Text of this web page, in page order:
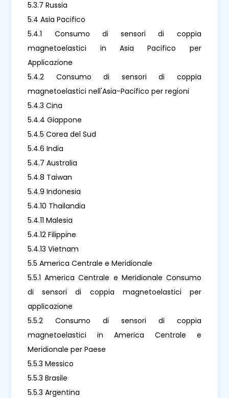
5.3.7 Russia
5.4 Asia Pacifico
5.4.1 Consumo di sensori di coppia
magnetoelastici in Asia Pacifico per
Applicazione
5.4.2 Consumo di sensori di coppia
magnetoelastici nell'Asia-Pacifico per regioni
5.4.3 Cina
5.4.4 Giappone
5.4.5 Corea del Sud
5.4.6 India
5.4.7 Australia
5.4.8 Taiwan
5.4.9 Indonesia
5.4.10 Thailandia
5.4.11 Malesia
5.4.12 Filippine
5.4.13 Vietnam
5.5 America Centrale e Meridionale
5.5.1 America Centrale e Meridionale Consumo
di sensori di coppia magnetoelastici per
applicazione
5.5.2 Consumo di sensori di coppia
magnetoelastici in America Centrale e
Meridionale per Paese
5.5.3 Messico
5.5.3 Brasile
5.5.3 Argentina